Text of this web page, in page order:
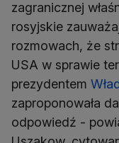
zagranicznej
rosyjskie
rozmowach, że
USA w sprawie
prezydentem
zaproponowała
odpowiedź -